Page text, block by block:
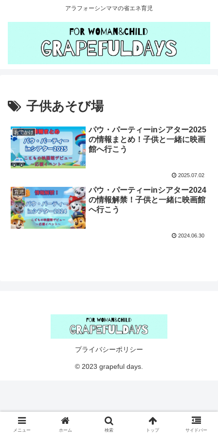
アラフォーシンママの省エネ育児
子供あそび場
おでかけ
パウ・パーティーinシアター2025
の情報まとめ！子供と一緒に映画
館へ行こう
2025.07.02
育児
パウ・パーティーinシアター2024
の情報解禁！子供と一緒に映画館
へ行こう
2024.06.30
プライバシーポリシー
© 2023 grapeful days.
メニュー ホーム 検索 トップ サイドバー